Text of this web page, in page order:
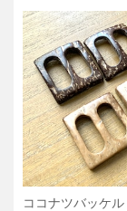
ココナツバッケ